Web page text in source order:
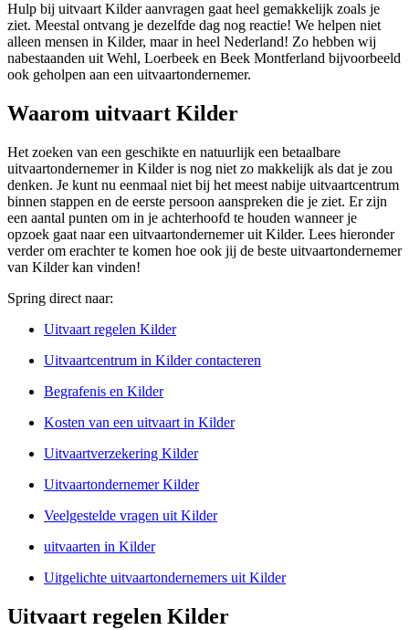
Hulp bij uitvaart Kilder aanvragen gaat heel gemakkelijk zoals je
ziet. Meestal ontvang je dezelfde dag nog reactie! We helpen niet
alleen mensen in Kilder, maar in heel Nederland! Zo hebben wij
nabestaanden uit Wehl, Loerbeek en Beek Montferland bijvoorbeeld
ook geholpen aan een uitvaartondernemer.
Waarom uitvaart Kilder
Het zoeken van een geschikte en natuurlijk een betaalbare
uitvaartondernemer in Kilder is nog niet zo makkelijk als dat je zou
denken. Je kunt nu eenmaal niet bij het meest nabije uitvaartcentrum
binnen stappen en de eerste persoon aanspreken die je ziet. Er zijn
een aantal punten om in je achterhoofd te houden wanneer je
opzoek gaat naar een uitvaartondernemer uit Kilder. Lees hieronder
verder om erachter te komen hoe ook jij de beste uitvaartondernemer
van Kilder kan vinden!
Spring direct naar:
Uitvaart regelen Kilder
Uitvaartcentrum in Kilder contacteren
Begrafenis en Kilder
Kosten van een uitvaart in Kilder
Uitvaartverzekering Kilder
Uitvaartondernemer Kilder
Veelgestelde vragen uit Kilder
uitvaarten in Kilder
Uitgelichte uitvaartondernemers uit Kilder
Uitvaart regelen Kilder